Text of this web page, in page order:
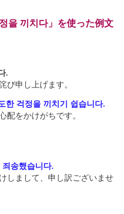
을 끼치다」を使った例文
.
び申し上げます。
한 걱정을 끼치기 쉽습니다.
配をかけがちです。
송했습니다.
しまして、申し訳ございませ